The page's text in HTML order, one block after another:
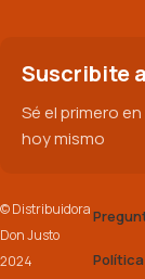
Suscribite
Sé el primero
hoy mismo
© Distribuidora
Don Justo
2024